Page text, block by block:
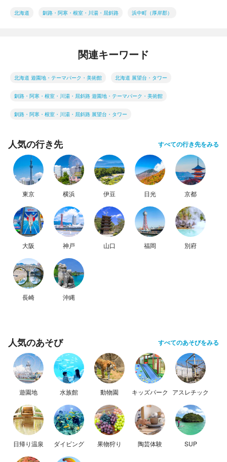
北海道 釧路・阿寒・根室・川湯・屈斜路 浜中町（厚岸郡）
関連キーワード
北海道 遊園地・テーマパーク・美術館 北海道 展望台・タワー
釧路・阿寒・根室・川湯・屈斜路 遊園地・テーマパーク・美術館
釧路・阿寒・根室・川湯・屈斜路 展望台・タワー
人気の行き先 すべての行き先をみる
東京 横浜 伊豆 日光 京都
大阪 神戸 山口 福岡 別府
長崎 沖縄
人気のあそび すべてのあそびをみる
遊園地 水族館 動物園 キッズパーク アスレチック
日帰り温泉 ダイビング 果物狩り 陶芸体験 SUP